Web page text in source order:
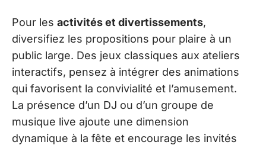
Pour les activités et divertissements,
diversifiez les propositions pour plaire à un
public large. Des jeux classiques aux ateliers
interactifs, pensez à intégrer des animations
qui favorisent la convivialité et l’amusement.
La présence d’un DJ ou d’un groupe de
musique live ajoute une dimension
dynamique à la fête et encourage les invités